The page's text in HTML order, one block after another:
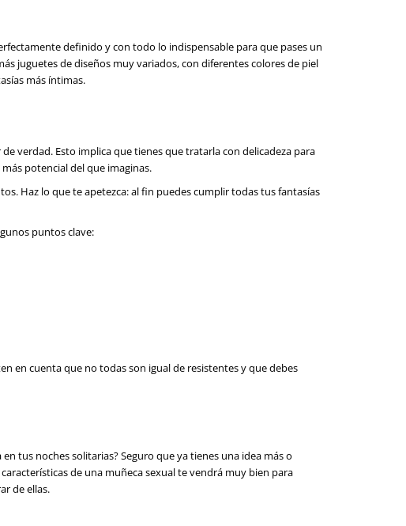
definido y con todo lo indispensable para que pases un
juguetes de diseños muy variados, con diferentes colores de piel
más íntimas.
verdad. Esto implica que tienes que tratarla con delicadeza para
potencial del que imaginas.
Haz lo que te apetezca: al fin puedes cumplir todas tus fantasías
puntos clave:
en cuenta que no todas son igual de resistentes y que debes
tus noches solitarias? Seguro que ya tienes una idea más o
de una muñeca sexual te vendrá muy bien para
de ellas.